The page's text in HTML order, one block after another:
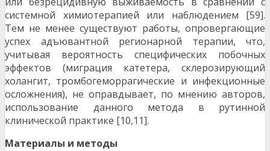
системной химиотерапией или наблюдением [5­9].
Тем не менее существуют работы, опроверга­ющие
успех адъювантной регионарной терапии, что,
учитывая вероятность специфических побоч­ных
эффектов (миграция катетера, склерозирующий
холангит, тромбогеморрагические и инфек­ционные
осложнения), не оправдывает, по мне­нию авторов,
использование данного метода в рутинной
клинической практике [10,11].
Материалы и методы